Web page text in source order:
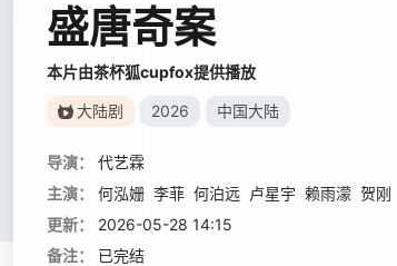
盛唐奇案
本片由茶杯狐cupfox提供播放
大陆剧 2026 中国大陆
导演：
代艺霖
主演：
何泓姗 李菲 何泊远 卢星宇 赖雨濛 贺刚
更新：
2026-05-28 14:15
备注：
已完结